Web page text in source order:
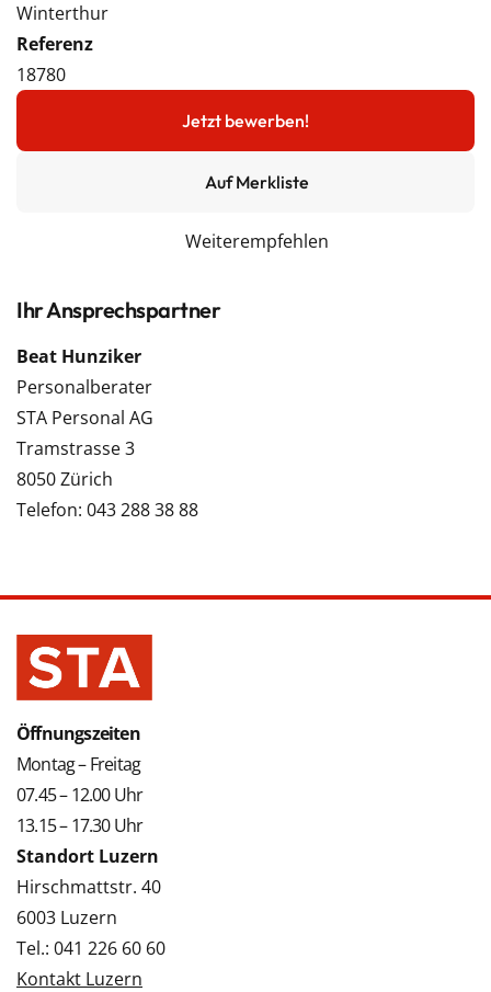
Winterthur
Referenz
18780
Jetzt bewerben!
Auf Merkliste
Weiterempfehlen
Ihr Ansprechspartner
Beat Hunziker
Personalberater
STA Personal AG
Tramstrasse 3
8050 Zürich
Telefon: 043 288 38 88
Öffnungszeiten
Montag – Freitag
07.45 – 12.00 Uhr
13.15 – 17.30 Uhr
Standort Luzern
Hirschmattstr. 40
6003 Luzern
Tel.: 041 226 60 60
Kontakt Luzern